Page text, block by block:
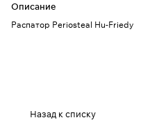
Описание
Распатор Periosteal Hu-Friedy
Назад к списку